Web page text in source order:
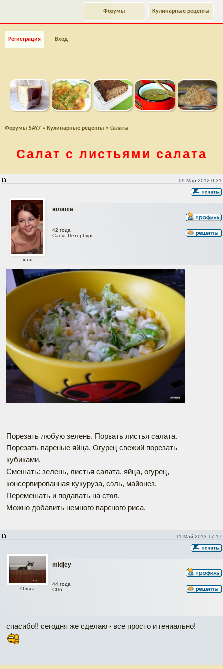
Кулинарные рецепты
Форумы
Регистрация Вход
Форумы SAY7 » Кулинарные рецепты » Салаты
Салат с листьями салата
09 Мар 2012 0:31
юлаша
юля
42 года
Санкт-Петербург
Порезать любую зелень. Порвать листья салата.
Порезать вареные яйца. Огурец свежий порезать
кубиками.
Смешать: зелень, листья салата, яйца, огурец,
консервированная кукуруза, соль, майонез.
Перемешать и подавать на стол.
Можно добавить немного вареного риса.
11 Май 2013 17:17
midjey
Ольга
44 года
СПб
спасибо!! сегодня же сделаю - все просто и гениально!